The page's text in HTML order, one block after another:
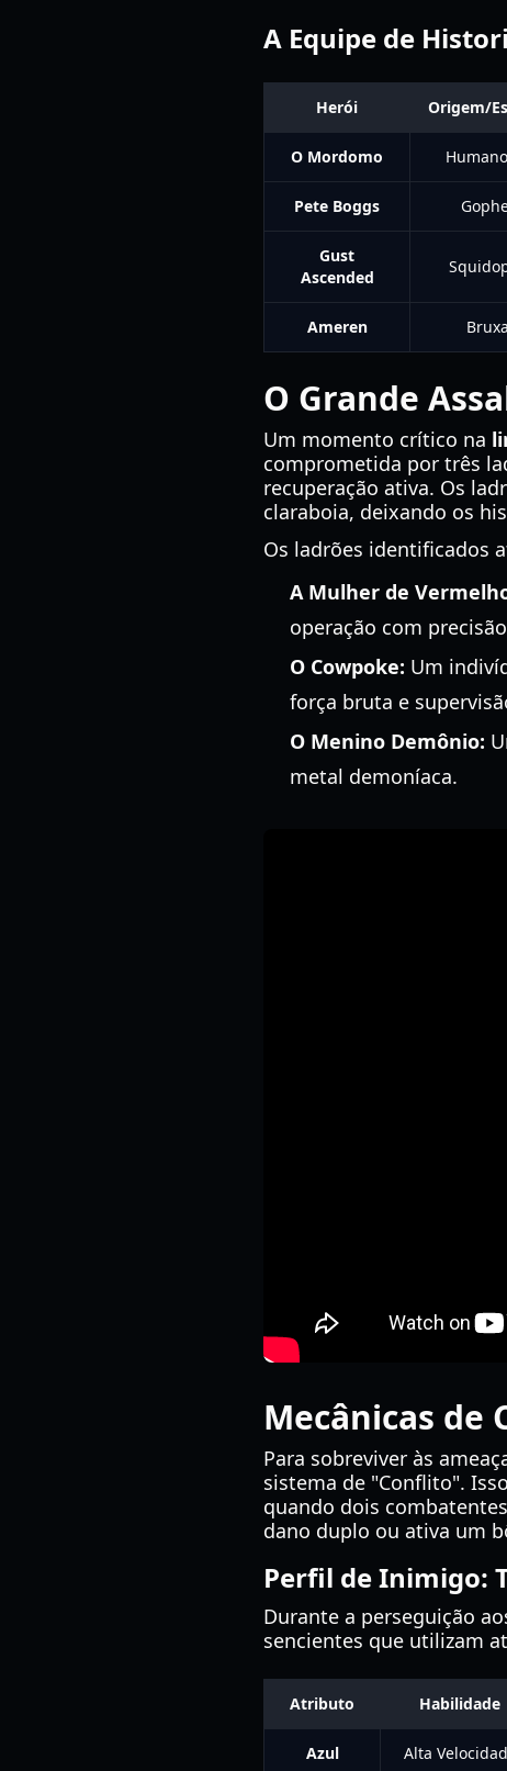
A Equipe de
Herói Origem/
O Mordomo
Pete Boggs
Gust
Ascended
Ameren Bruxa
O Grande
Um momento crítico na
comprometida por três
recuperação ativa. Os
claraboia, deixando os
Os ladrões identificados
A Mulher de
operação com
O Cowpoke: Um
força bruta e
O Menino Demônio:
metal demoníaca.
Mecânicas de
Para sobreviver às
sistema de "Conflito".
quando dois
dano duplo ou ativa um
Perfil de Inimigo:
Durante a perseguição
sencientes que utilizam
Atributo Habilidade
Azul Alta